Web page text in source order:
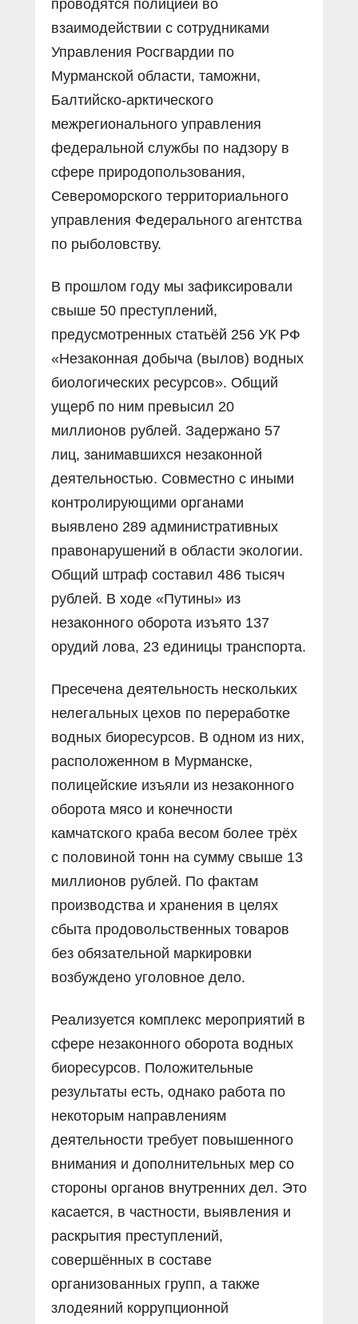
проводятся полицией во
взаимодействии с сотрудниками
Управления Рос­гвардии по
Мурманской области, таможни,
Балтийско-арктического
межрегионального управления
федеральной службы по надзору в
сфере природопользования,
Североморского территориального
управления Федерального агентства
по рыболовству.
В прошлом году мы зафиксировали
свыше 50 преступлений,
предусмотренных статьёй 256 УК РФ
«Незаконная добыча (вылов) водных
биологических ресурсов». Общий
ущерб по ним превысил 20
миллионов рублей. Задержано 57
лиц, занимавшихся незаконной
деятельностью. Совместно с иными
контролирующими органами
выявлено 289 административных
правонарушений в области экологии.
Общий штраф составил 486 тысяч
рублей. В ходе «Путины» из
незаконного оборота изъято 137
орудий лова, 23 единицы транспорта.
Пресечена деятельность нескольких
нелегальных цехов по переработке
водных биоресурсов. В одном из них,
расположенном в Мурманске,
полицейские изъяли из незаконного
оборота мясо и конечности
камчатского краба весом более трёх
с половиной тонн на сумму свыше 13
миллионов рублей. По фактам
производства и хранения в целях
сбыта продовольственных товаров
без обязательной маркировки
возбуждено уголовное дело.
Реализуется комплекс мероприятий в
сфере незаконного оборота водных
биоресурсов. Положительные
результаты есть, однако работа по
некоторым направлениям
деятельности требует повышенного
внимания и дополнительных мер со
стороны органов внутренних дел. Это
касается, в частности, выявления и
раскрытия преступлений,
совершëнных в составе
организованных групп, а также
злодеяний коррупционной